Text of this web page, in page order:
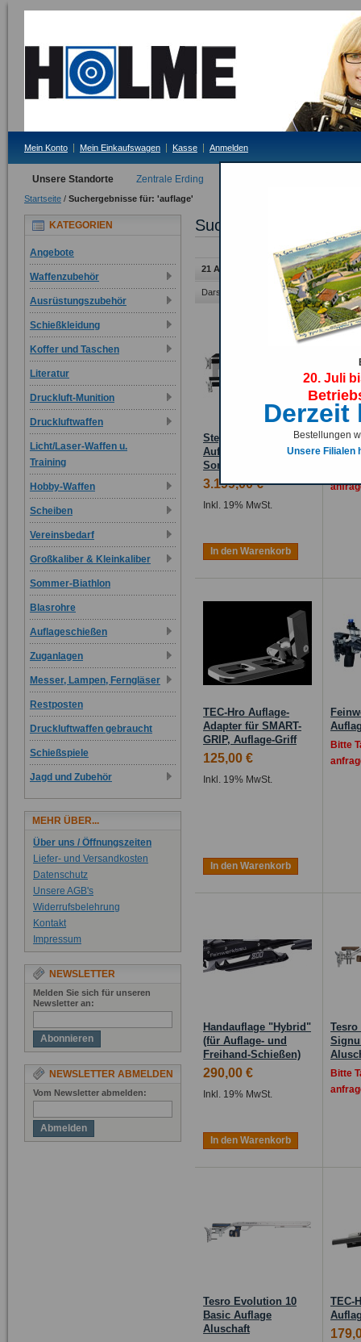
Mein Konto Mein Einkaufswagen Kasse Anmelden
Unsere Standorte Zentrale Erding
Startseite / Suchergebnisse für: 'auflage'
Suchergebnisse für
21 Artikel
Darstellung als: Raster Liste
Steyr Challenge E
Auflage
Sondermodell
3.199,00 €
Inkl. 19% MwSt.
In den Warenkorb
TEC-Hro Auflage-
Adapter für SMART-
GRIP, Auflage-Griff
125,00 €
Inkl. 19% MwSt.
In den Warenkorb
Bitte
Handauflage "Hybrid"
(für Auflage- und
Freihand-Schießen)
290,00 €
Inkl. 19% MwSt.
In den Warenkorb
Bitte
Tesro Evolution 10
Basic Auflage
Aluschaft
TEC-
KATEGORIEN
Angebote
Waffenzubehör
Ausrüstungszubehör
Schießkleidung
Koffer und Taschen
Literatur
Druckluft-Munition
Druckluftwaffen
Licht/Laser-Waffen u.
Training
Hobby-Waffen
Scheiben
Vereinsbedarf
Großkaliber & Kleinkaliber
Sommer-Biathlon
Blasrohre
Auflageschießen
Zuganlagen
Messer, Lampen, Ferngläser
Restposten
Druckluftwaffen gebraucht
Schießspiele
Jagd und Zubehör
MEHR ÜBER...
Über uns / Öffnungszeiten
Liefer- und Versandkosten
Datenschutz
Unsere AGB's
Widerrufsbelehrung
Kontakt
Impressum
NEWSLETTER
Melden Sie sich für unseren
Newsletter an:
Abonnieren
NEWSLETTER ABMELDEN
Vom Newsletter abmelden:
Abmelden
20. Juli
Derzeit
Bestellungen
Unsere Filialen